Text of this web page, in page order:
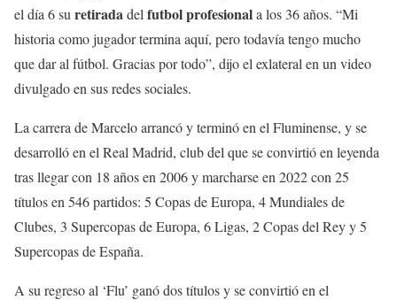
el día 6 su retirada del futbol profesionala los 36 años. “Mi
historia como jugador termina aquí, pero todavía tengo mucho
que dar al fútbol. Gracias por todo”, dijo el exlateral en un video
divulgado en sus redes sociales.
La carrera de Marcelo arrancó y terminó en el Fluminense, y se
desarrolló en el Real Madrid, club del que se convirtió en leyenda
tras llegar con 18 años en 2006 y marcharse en 2022 con 25
títulos en 546 partidos: 5 Copas de Europa, 4 Mundiales de
Clubes, 3 Supercopas de Europa, 6 Ligas, 2 Copas del Rey y 5
Supercopas de España.
A su regreso al ‘Flu’ ganó dos títulos y se convirtió en el